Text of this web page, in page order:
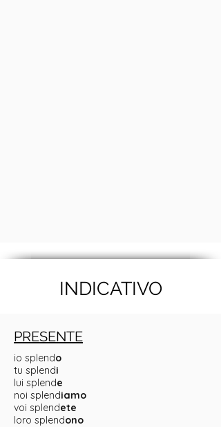
INDICATIVO
PRESENTE
io splendo
tu splendi
lui splende
noi splendiamo
voi splendete
loro splendono